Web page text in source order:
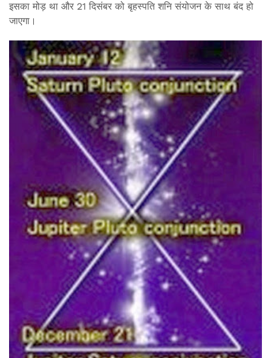
इसका मोड़ था और 21 दिसंबर को बृहस्पति शनि संयोजन के साथ बंद हो
जाएगा।